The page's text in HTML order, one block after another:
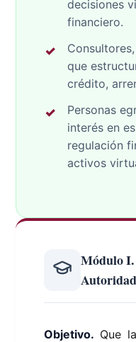
decisiones
financiero.
que
crédito,
Personas
interés en
regulación
activos
Módulo I.
Objetivo. Que